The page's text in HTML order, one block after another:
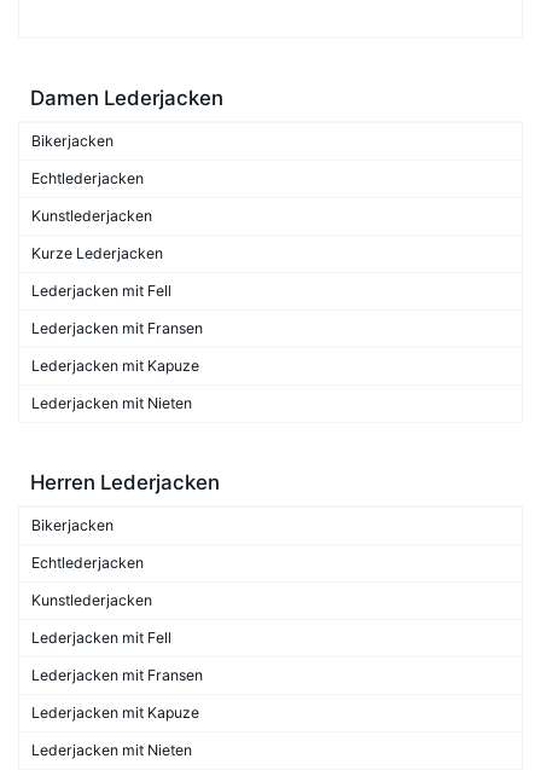
Damen Lederjacken
Bikerjacken
Echtlederjacken
Kunstlederjacken
Kurze Lederjacken
Lederjacken mit Fell
Lederjacken mit Fransen
Lederjacken mit Kapuze
Lederjacken mit Nieten
Herren Lederjacken
Bikerjacken
Echtlederjacken
Kunstlederjacken
Lederjacken mit Fell
Lederjacken mit Fransen
Lederjacken mit Kapuze
Lederjacken mit Nieten